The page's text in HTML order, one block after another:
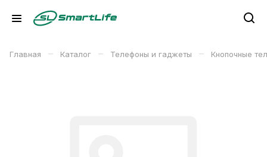
Главная – Каталог – Телефоны и гаджеты – Кнопочные